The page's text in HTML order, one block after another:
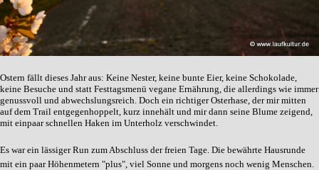
Ostern fällt dieses Jahr aus: Keine Nester, keine bunte Eier, keine Schokolade,
keine Besuche und statt Festtagsmenü vegane Ernährung, die allerdings wie immer
genussvoll und abwechslungsreich. Doch ein richtiger Osterhase, der mir mitten
auf dem Trail entgegenhoppelt, kurz innehält und mir dann seine Blume zeigend,
mit einpaar schnellen Haken im Unterholz verschwindet.
Es war ein lässiger Run zum Abschluss der freien Tage. Die bewährte Hausrunde
mit ein paar Höhenmetern "plus", viel Sonne und morgens noch wenig Menschen.